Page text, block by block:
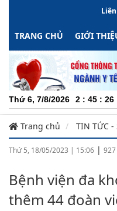
TRANG CHỦ GIỚI
Thứ 6, 7/8/2026 2 : 45 : 26
Trang chủ TIN TỨC -
Thứ 5, 18/05/2023 | 15:06 | 927
Bệnh viện đa
thêm 44 đoàn